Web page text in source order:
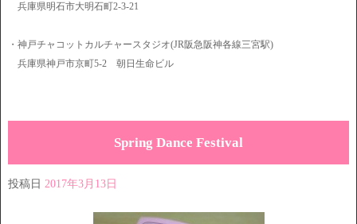
兵庫県明石市大明石町2-3-21
・神戸チャコットカルチャースタジオ(JR阪急阪神各線三宮駅)
兵庫県神戸市京町5-2 朝日生命ビル
Spring Dance Festival
投稿日 2017年3月13日